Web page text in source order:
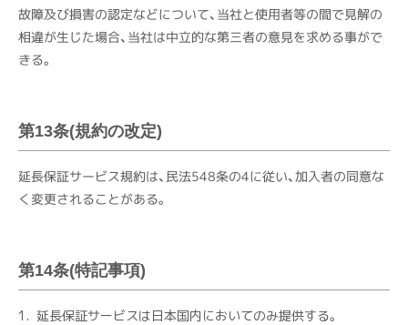
故障及び損害の認定などについて、当社と使用者等の間で見解の
相違が生じた場合、当社は中立的な第三者の意見を求める事がで
きる。
第13条(規約の改定)
延長保証サービス規約は、民法548条の4に従い、加入者の同意な
く変更されることがある。
第14条(特記事項)
延長保証サービスは日本国内においてのみ提供する。